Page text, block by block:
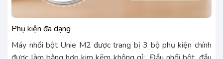
Phụ kiện đa dạng
Máy nhồi bột Unie M2 được trang bị 3 bộ phụ kiện chính